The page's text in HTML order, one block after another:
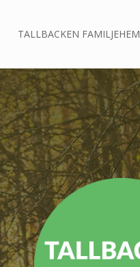
TALLBACKEN FAMILJEHEM